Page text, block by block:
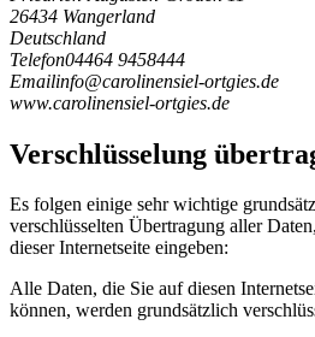
26434 Wangerland
Deutschland
Telefon04464 9458444
Emailinfo@carolinensiel-ortgies.de
www.carolinensiel-ortgies.de
Verschlüsselung
Es folgen einige sehr wichtige
verschlüsselten Übertragung aller
dieser Internetseite eingeben:
Alle Daten, die Sie auf diesen
können, werden grundsätzlich